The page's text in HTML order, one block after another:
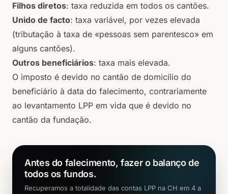
Filhos diretos: taxa reduzida em todos os cantões.
Unido de facto: taxa variável, por vezes elevada
(tributação à taxa de «pessoas sem parentesco» em
alguns cantões).
Outros beneficiários: taxa mais elevada.
O imposto é devido no cantão de domicílio do
beneficiário à data do falecimento, contrariamente
ao levantamento LPP em vida que é devido no
cantão da fundação.
Antes do falecimento, fazer o balanço de
todos os fundos.
Recuperamos a totalidade das contas LPP na CH em 4 a